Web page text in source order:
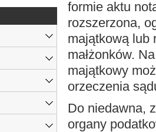
formie aktu
rozszerzona,
majątkową lub
małżonków.
majątkowy
orzeczenia
Do niedawna,
organy